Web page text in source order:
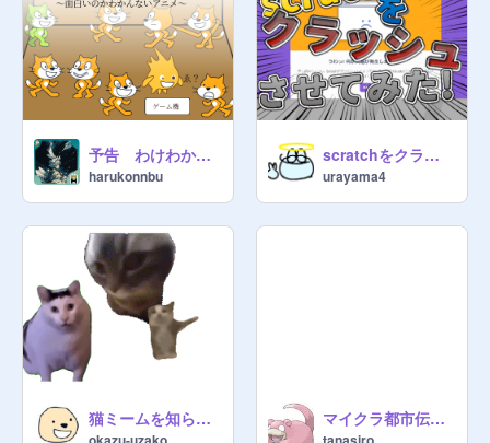
予告 わけわからんアニメ
harukonnbu
scratchをクラッシュさせてみた!
urayama4
猫ミームを知らない猫 《拡散希望》 マイクラ都市伝説.............体験談